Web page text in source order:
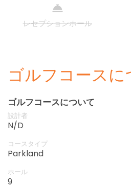
レセプションホール
ゴルフコースに
ゴルフコースについて
設計者
N/D
コースタイプ
Parkland
ホール
9